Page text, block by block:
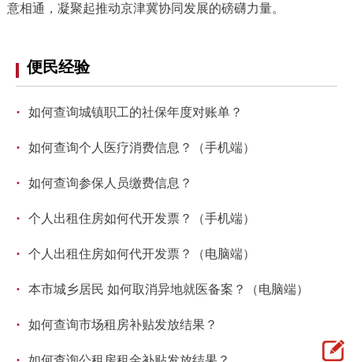
意相通，凝聚起推动京津冀协同发展的磅礴力量。
便民经验
· 如何查询城镇职工的社保年度对账单？
· 如何查询个人医疗消费信息？（手机端）
· 如何查询参保人员缴费信息？
· 个人出租住房如何代开发票？（手机端）
· 个人出租住房如何代开发票？（电脑端）
· 本市城乡居民 如何取消异地就医备案？（电脑端）
· 如何查询市场租房补贴发放结果？